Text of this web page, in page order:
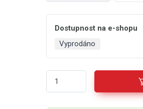
Dostupnost na e-shopu
Vyprodáno